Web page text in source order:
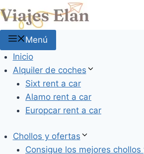
Saltar
al
contenido
Menú
Inicio
Alquiler de coches
Sixt rent a car
Alamo rent a car
Europcar rent a car
Chollos y ofertas
Consigue los mejores